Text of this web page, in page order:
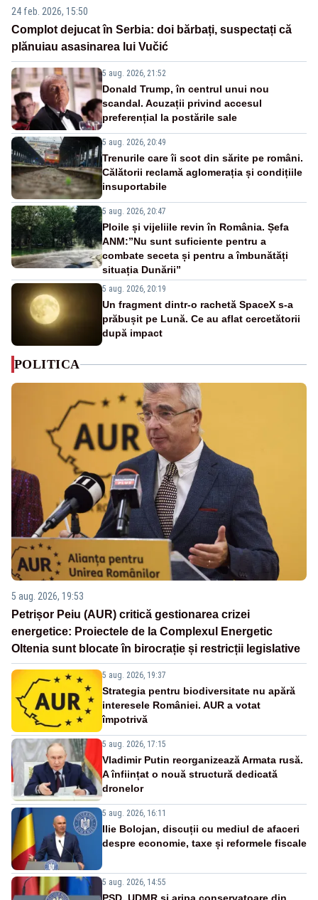
24 feb. 2026, 15:50
Complot dejucat în Serbia: doi bărbați, suspectați că
plănuiau asasinarea lui Vučić
5 aug. 2026, 21:52
Donald Trump, în centrul unui nou
scandal. Acuzații privind accesul
preferențial la postările sale
5 aug. 2026, 20:49
Trenurile care îi scot din sărite pe români.
Călătorii reclamă aglomerația și condițiile
insuportabile
5 aug. 2026, 20:47
Ploile și vijeliile revin în România. Șefa
ANM:”Nu sunt suficiente pentru a
combate seceta și pentru a îmbunătăți
situația Dunării”
5 aug. 2026, 20:19
Un fragment dintr-o rachetă SpaceX s-a
prăbușit pe Lună. Ce au aflat cercetătorii
după impact
POLITICA
5 aug. 2026, 19:53
Petrișor Peiu (AUR) critică gestionarea crizei
energetice: Proiectele de la Complexul Energetic
Oltenia sunt blocate în birocrație și restricții legislative
5 aug. 2026, 19:37
Strategia pentru biodiversitate nu apără
interesele României. AUR a votat
împotrivă
5 aug. 2026, 17:15
Vladimir Putin reorganizează Armata rusă.
A înființat o nouă structură dedicată
dronelor
5 aug. 2026, 16:11
Ilie Bolojan, discuții cu mediul de afaceri
despre economie, taxe și reformele fiscale
5 aug. 2026, 14:55
PSD, UDMR și aripa conservatoare din